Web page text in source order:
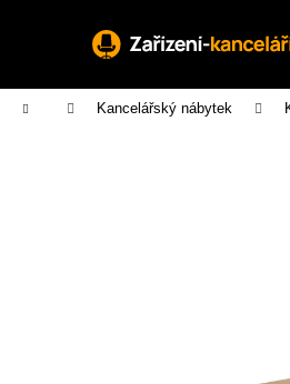
Domů Kancelářský nábytek
Zpět
do
Zpět
do